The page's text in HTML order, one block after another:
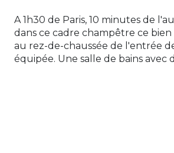
A 1h30 de Paris, 10 minutes de
dans ce cadre champêtre ce bien
au rez-de-chaussée de l'entrée
équipée. Une salle de bains
Divers: Double vitrage,
Pour toutes informations